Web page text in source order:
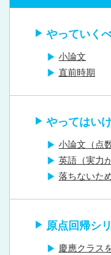
やっていく
小論文
直前時期
やってはい
小論文（点
英語（実力
落ちないた
原点回帰シ
慶應クラス